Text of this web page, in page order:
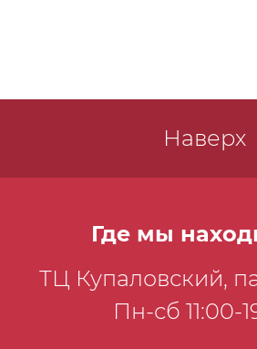
Наверх
Где мы
ТЦ Купаловский,
Пн-сб 11:00-